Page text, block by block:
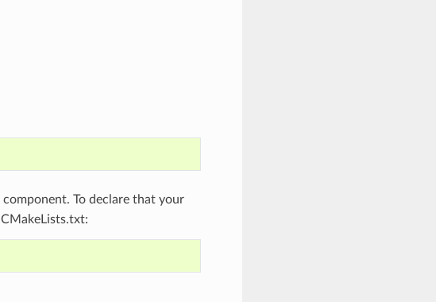
component. To declare that your